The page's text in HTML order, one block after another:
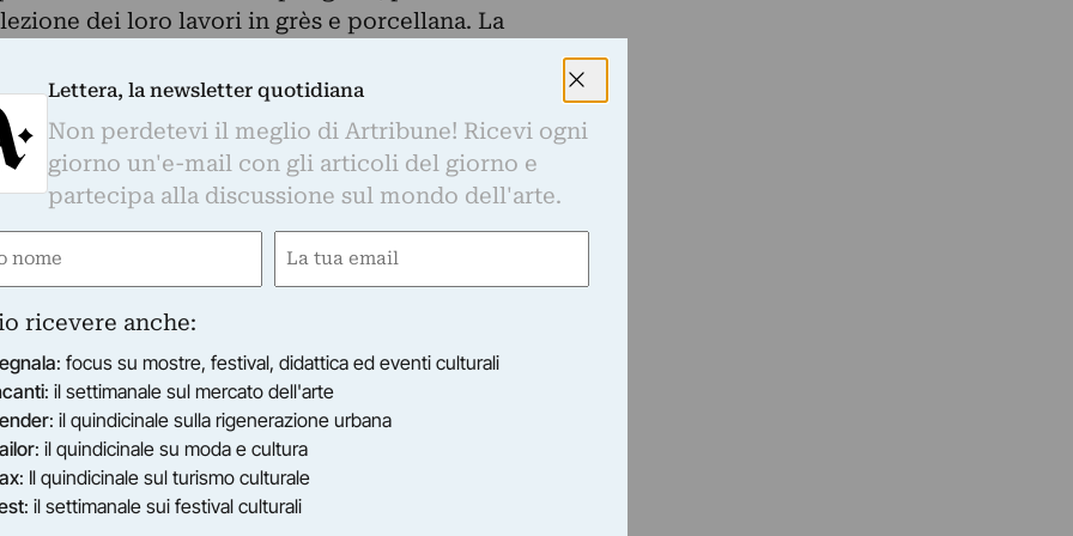
dei loro lavori in grès e porcellana. La
da ciascun ceramista secondo il
passo con il lavoro sulla superficie: che sia
al naturale, non è mai una scelta decorativa, ma
delle opere.
nel 1947. Nel 1974, dopo aver lavorato otto
a ragazzi con disabilità mentali, si laurea in
Nel 1975 inizia la ricerca nel campo
porcellana per realizzare sia sculture che
accanto alle Colonne di San Lorenzo,
con forno ceramico in cui lavora da più di tre
generazioni di assistenti e allievi provenienti
personali e collettive sia in Italia che
fanno parte di collezioni sia pubbliche che
ceramica affianca una ricerca
e materiali diversi. Vive e lavora a Milano.
Lettera, la newsletter quotidiana
Non perdetevi il meglio di Artribune! Ricevi ogni
giorno un'e-mail con gli articoli del giorno e
partecipa alla discussione sul mondo dell'arte.
Email
ricevere anche:
: focus su mostre, festival, didattica ed eventi culturali
: il settimanale sul mercato dell'arte
: il quindicinale sulla rigenerazione urbana
: il quindicinale su moda e cultura
: Il quindicinale sul turismo culturale
: il settimanale sui festival culturali